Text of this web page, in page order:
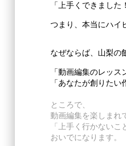
「上手くできまし
つまり、本当にハイ
なぜならば、山梨の
「動画編集のレッス
「あなたが創りたい
ところで、
動画編集を楽しまれ
「上手く行かないこ
おいでになります。